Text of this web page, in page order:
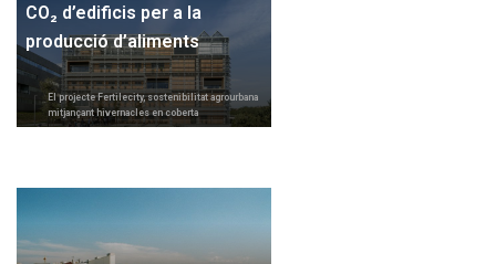
CO₂ d’edificis per a la
producció d’aliments
El projecte Fertilecity, sostenibilitat agrourbana
mitjançant hivernacles en coberta